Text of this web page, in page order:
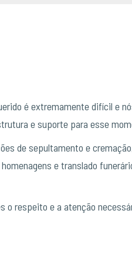
é extremamente difícil e
e suporte para esse
de sepultamento e
e translado
o respeito e a atenção